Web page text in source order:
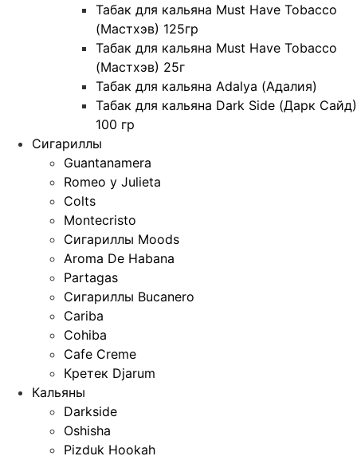
Табак для кальяна Must Have Tobacco
(Мастхэв) 125гр
Табак для кальяна Must Have Tobacco
(Мастхэв) 25г
Табак для кальяна Adalya (Адалия)
Табак для кальяна Dark Side (Дарк Сайд)
100 гр
Сигариллы
Guantanamera
Romeo y Julieta
Colts
Montecristo
Сигариллы Moods
Aroma De Habana
Partagas
Сигариллы Bucanero
Cariba
Cohiba
Cafe Creme
Кретек Djarum
Кальяны
Darkside
Oshisha
Pizduk Hookah